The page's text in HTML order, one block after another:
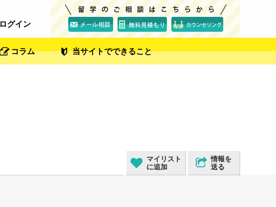
ログイン
コラム 当サイトでできること
マイリスト
に追加
情報を
送る